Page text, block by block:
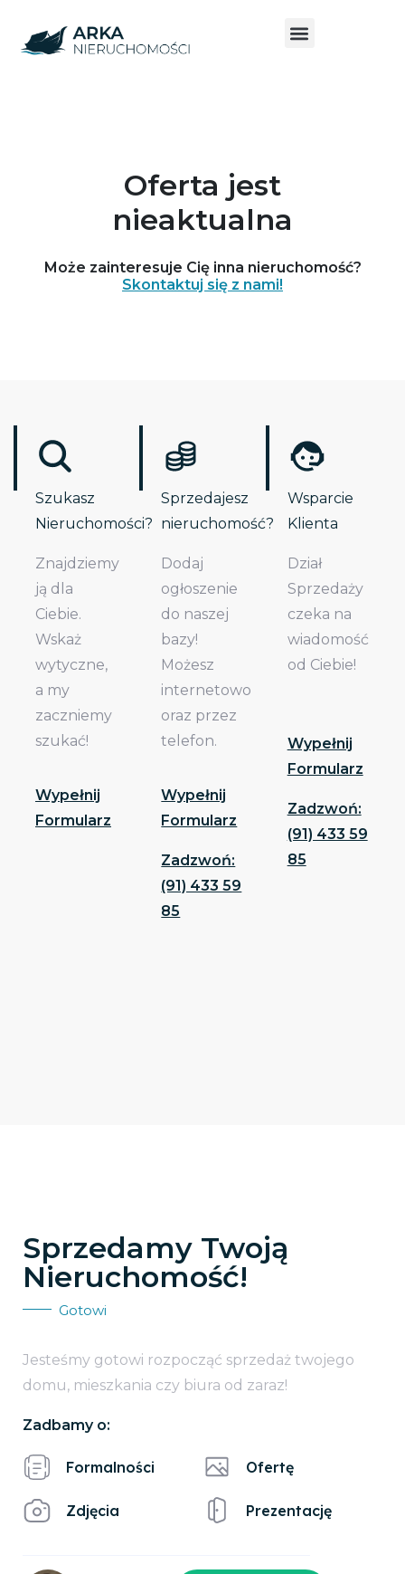
Oferta jest
nieaktualna
Może zainteresuje Cię inna nieruchomość?
Skontaktuj się z nami!
Szukasz
Nieruchomości?
Znajdziemy
ją dla
Ciebie.
Wskaż
wytyczne,
a my
zaczniemy
szukać!
Wypełnij
Formularz
Sprzedajesz
nieruchomość?
Dodaj
ogłoszenie
do naszej
bazy!
Możesz
internetowo
oraz przez
telefon.
Wypełnij
Formularz
Zadzwoń:
(91) 433 59
85
Wsparcie
Klienta
Dział
Sprzedaży
czeka na
wiadomość
od Ciebie!
Wypełnij
Formularz
Zadzwoń:
(91) 433 59
85
Sprzedamy Twoją
Nieruchomość!
Gotowi
Jesteśmy gotowi rozpocząć sprzedaż twojego
domu, mieszkania czy biura od zaraz!
Zadbamy o:
Formalności
Zdjęcia
Ofertę
Prezentację